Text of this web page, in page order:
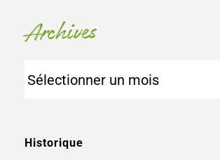
Archives
Historique